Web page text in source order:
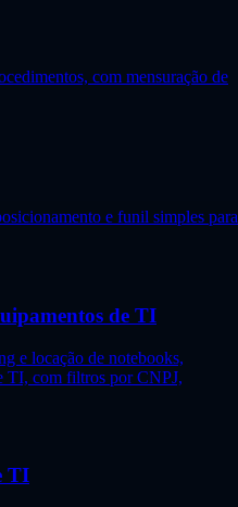
com mensuração de
e funil simples para
de TI
e locação de notebooks,
TI, com filtros por CNPJ,
TI